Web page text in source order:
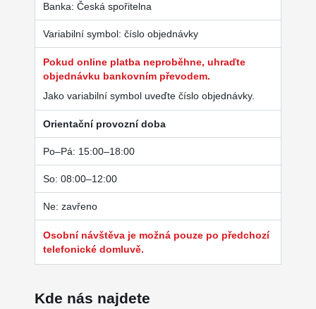
Banka: Česká spořitelna
Variabilní symbol: číslo objednávky
Pokud online platba neproběhne, uhraďte
objednávku bankovním převodem.
Jako variabilní symbol uveďte číslo objednávky.
Orientační provozní doba
Po–Pá: 15:00–18:00
So: 08:00–12:00
Ne: zavřeno
Osobní návštěva je možná pouze po předchozí
telefonické domluvě.
Kde nás najdete